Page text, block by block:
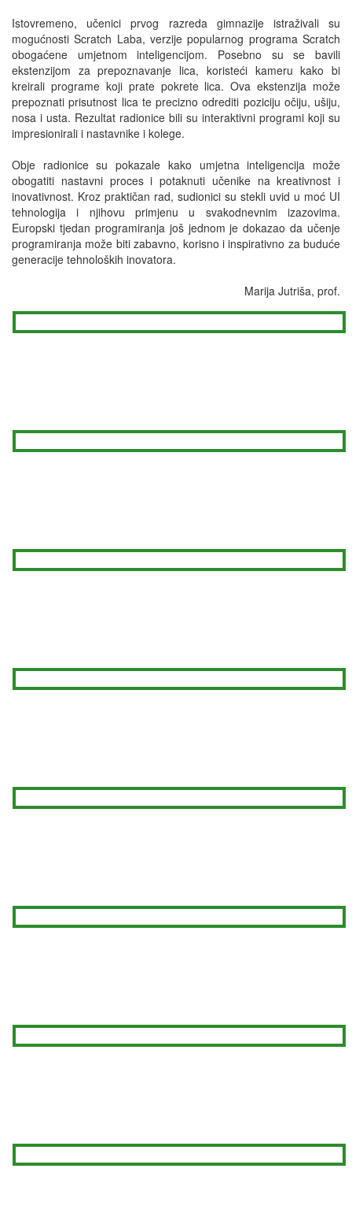
Istovremeno, učenici prvog razreda gimnazije istraživali su
mogućnosti Scratch Laba, verzije popularnog programa Scratch
obogaćene umjetnom inteligencijom. Posebno su se bavili
ekstenzijom za prepoznavanje lica, koristeći kameru kako bi
kreirali programe koji prate pokrete lica. Ova ekstenzija može
prepoznati prisutnost lica te precizno odrediti poziciju očiju, ušiju,
nosa i usta. Rezultat radionice bili su interaktivni programi koji su
impresionirali i nastavnike i kolege.
Obje radionice su pokazale kako umjetna inteligencija može
obogatiti nastavni proces i potaknuti učenike na kreativnost i
inovativnost. Kroz praktičan rad, sudionici su stekli uvid u moć UI
tehnologija i njihovu primjenu u svakodnevnim izazovima.
Europski tjedan programiranja još jednom je dokazao da učenje
programiranja može biti zabavno, korisno i inspirativno za buduće
generacije tehnoloških inovatora.
Marija Jutriša, prof.